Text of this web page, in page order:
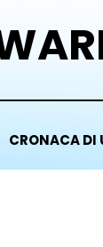
CRONACA DI